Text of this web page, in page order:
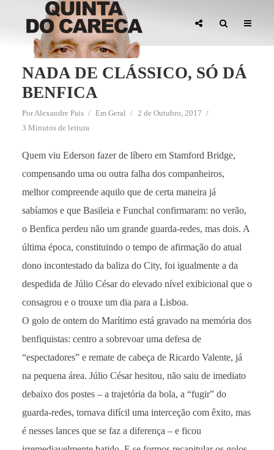
NADA DE CLÁSSICO, SÓ DÁ
BENFICA
PorAlexandre Pais Em Geral
2 de Outubro, 2017
3 Minutos de leitura
Quem viu Ederson fazer de líbero em Stamford Bridge,
compensando uma ou outra falha dos companheiros,
melhor compreende aquilo que de certa maneira já
sabíamos e que Basileia e Funchal confirmaram: no verão,
o Benfica perdeu não um grande guarda-redes, mas dois. A
última época, constituindo o tempo de afirmação do atual
dono incontestado da baliza do City, foi igualmente a da
despedida de Júlio César do elevado nível exibicional que o
consagrou e o trouxe um dia para a Lisboa.
O golo de ontem do Marítimo está gravado na memória dos
benfiquistas: centro a sobrevoar uma defesa de
“espectadores” e remate de cabeça de Ricardo Valente, já
na pequena área. Júlio César hesitou, não saiu de imediato
debaixo dos postes – a trajetória da bola, a “fugir” do
guarda-redes, tornava difícil uma interceção com êxito, mas
é nesses lances que se faz a diferença – e ficou